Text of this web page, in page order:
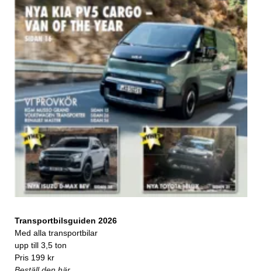
Transportbilsguiden 2026
Med alla transportbilar
upp till 3,5 ton
Pris 199 kr